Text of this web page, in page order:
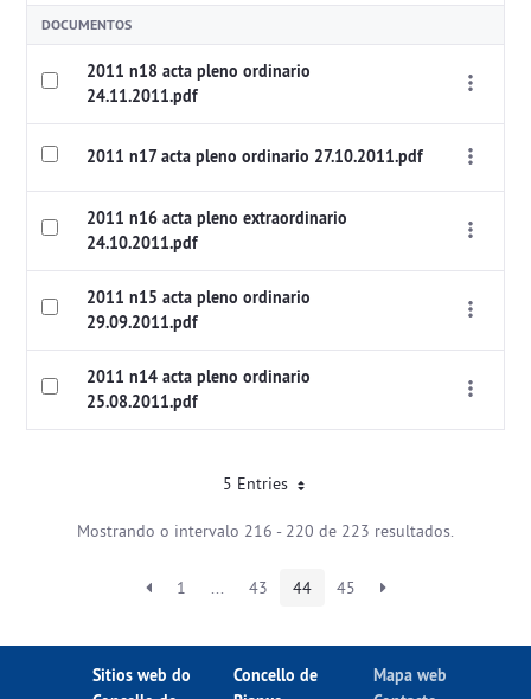
DOCUMENTOS
2011 n18 acta pleno ordinario
24.11.2011.pdf
2011 n17 acta pleno ordinario 27.10.2011.pdf
2011 n16 acta pleno extraordinario
24.10.2011.pdf
2011 n15 acta pleno ordinario
29.09.2011.pdf
2011 n14 acta pleno ordinario
25.08.2011.pdf
5 Entries
Mostrando o intervalo 216 - 220 de 223 resultados.
1 ... 43 44 45
Sitios web do
Concello de
Mapa web